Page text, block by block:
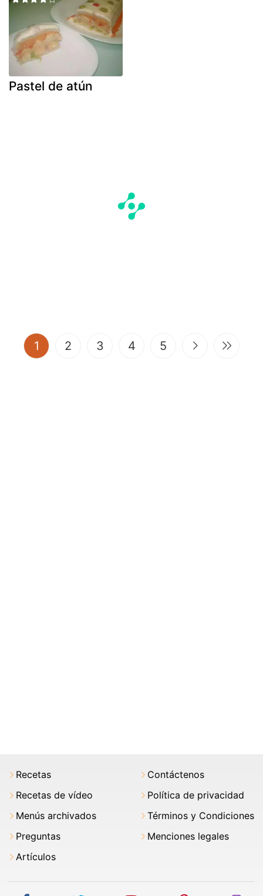
Pastel de atún
1 (current)
2 3 4 5
Recetas
Recetas de vídeo
Menús archivados
Preguntas
Artículos
Contáctenos
Política de privacidad
Términos y Condiciones
Menciones legales